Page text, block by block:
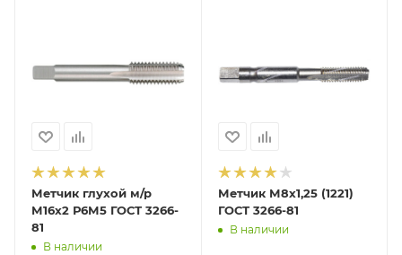
Метчик глухой м/р
М16х2 Р6М5 ГОСТ 3266-
81
В наличии
Метчик М8х1,25 (1221)
ГОСТ 3266-81
В наличии